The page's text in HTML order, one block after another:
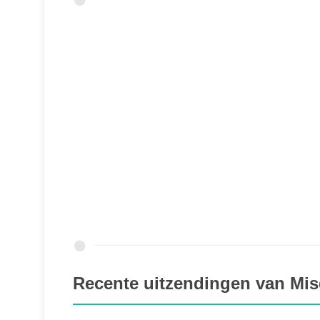
Recente uitzendingen van